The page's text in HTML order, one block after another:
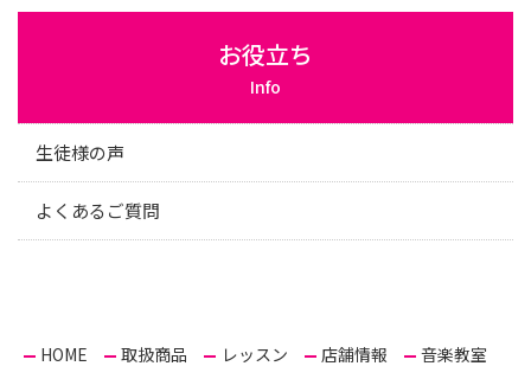
お役立ち
Info
生徒様の声
よくあるご質問
HOME 取扱商品 レッスン 店舗情報
音楽教室